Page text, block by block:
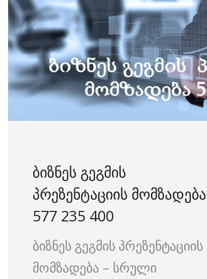
ᲑᲘᲖᲜᲔᲡ ᲒᲔᲒᲛᲘᲡ
ᲞᲠᲔᲖᲔᲜᲢᲐᲪᲘᲘᲡ ᲛᲝᲛᲖᲐᲓᲔᲑᲐ
577 235 400
ბიზნეს გეგმის პრეზენტაციის
მომზადება – სრული